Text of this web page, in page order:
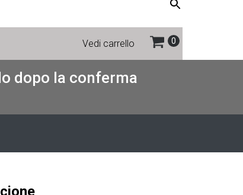
Vedi carrello
dopo la conferma